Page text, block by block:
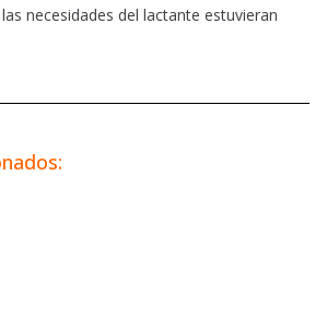
necesidades del lactante estuvieran